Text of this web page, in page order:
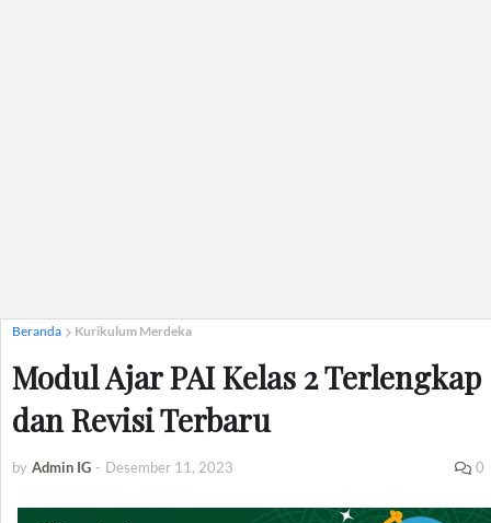
Beranda Kurikulum Merdeka
Modul Ajar PAI Kelas 2 Terlengkap
dan Revisi Terbaru
by Admin IG - Desember 11, 2023 0